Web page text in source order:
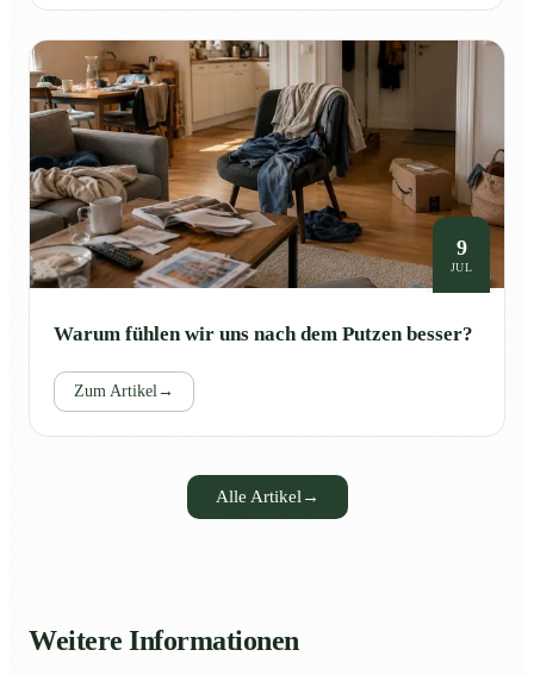
9
JUL
Warum fühlen wir uns nach dem Putzen besser?
Zum Artikel→
Alle Artikel→
Weitere Informationen